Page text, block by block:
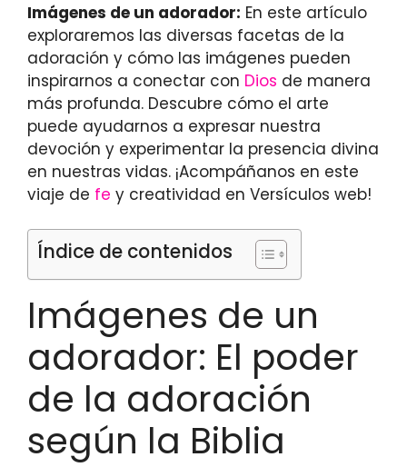
Imágenes de un adorador: En este artículo
exploraremos las diversas facetas de la
adoración y cómo las imágenes pueden
inspirarnos a conectar con Dios de manera
más profunda. Descubre cómo el arte
puede ayudarnos a expresar nuestra
devoción y experimentar la presencia divina
en nuestras vidas. ¡Acompáñanos en este
viaje de fe y creatividad en Versículos web!
Índice de contenidos
Imágenes de un
adorador: El poder
de la adoración
según la Biblia